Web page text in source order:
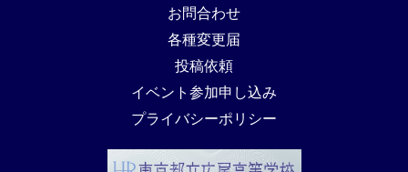
お問合わせ
各種変更届
投稿依頼
イベント参加申し込み
プライバシーポリシー